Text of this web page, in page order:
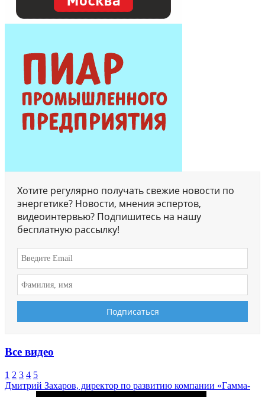
Хотите регулярно получать свежие новости по
энергетике? Новости, мнения эспертов,
видеоинтервью? Подпишитесь на нашу
бесплатную рассылку!
Все видео
1 2 3 4 5
Дмитрий Захаров, директор по развитию компании «Гамма-